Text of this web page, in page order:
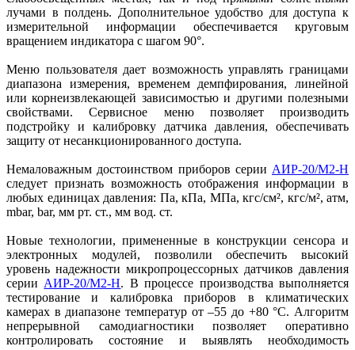
лучами в полдень. Дополнительное удобство для доступа к
измерительной информации обеспечивается круговым
вращением индикатора с шагом 90°.
Меню пользователя дает возможность управлять границами
диапазона измерения, временем демпфирования, линейной
или корнеизвлекающей зависимостью и другими полезными
свойствами. Сервисное меню позволяет производить
подстройку и калибровку датчика давления, обеспечивать
защиту от несанкционированного доступа.
Немаловажным достоинством приборов серии АИР‑20/М2‑Н
следует признать возможность отображения информации в
любых единицах давления: Па, кПа, МПа, кгс/см², кгс/м², атм,
mbar, bar, мм рт. ст., мм вод. ст.
Новые технологии, примененные в конструкции сенсора и
электронных модулей, позволили обеспечить высокий
уровень надежности микропроцессорных датчиков давления
серии АИР‑20/М2‑Н. В процессе производства выполняется
тестирование и калибровка приборов в климатических
камерах в диапазоне температур от –55 до +80 °C. Алгоритм
непрерывной самодиагностики позволяет оперативно
контролировать состояние и выявлять необходимость